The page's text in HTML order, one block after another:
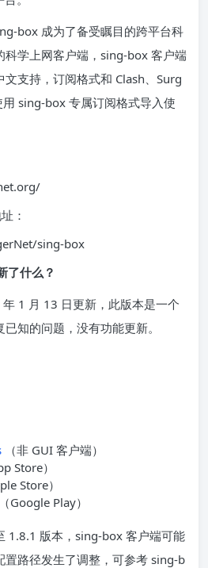
box 成为了备受瞩目的跨平台科
科学上网客户端，sing-box 客户端
支持，订阅格式和 Clash、Surg
sing-box 专属订阅格式导入使
：
sing-box
了什么？
1 月 13 日更新，此版本是一个
知的问题，没有功能更新。
（非 GUI 客户端）
Store）
Store）
（Google Play）
1.8.1 版本，sing-box 客户端可能
置路径发生了调整，可参考 sing-b